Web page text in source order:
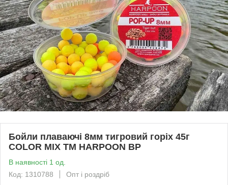
Бойли плаваючі 8мм тигровий горіх 45г
COLOR MIX ТМ HARPOON BP
В наявності 1 од.
Код: 1310788
Опт і роздріб